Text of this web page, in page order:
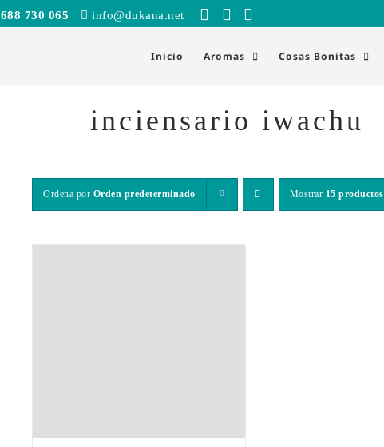
688 730 065 info@dukana.net
Inicio Aromas Cosas Bonitas
inciensario iwachu
Ordena por Orden predeterminado Mostrar 15 productos